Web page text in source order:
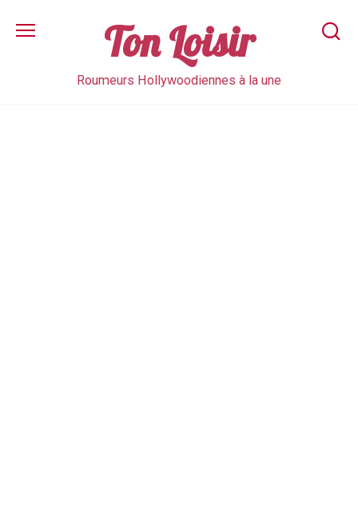
content
Ton Loisir
Roumeurs Hollywoodiennes à la une